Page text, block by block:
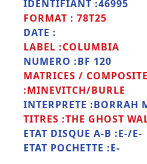
IDENTIFIANT :46995
FORMAT : 78T25
DATE :
LABEL :COLUMBIA
NUMERO :BF 120
MATRICES /
:MINEVITCH/BURLE
INTERPRETE :BORRAH
TITRES :THE GHOST
ETAT DISQUE A-B :E-/E-
ETAT POCHETTE :E-